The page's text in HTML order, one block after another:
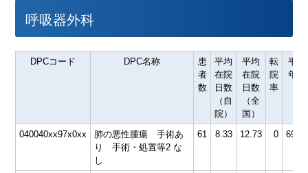
呼吸器外科
DPCコード DPC名称
患
者
数
平均
在院
日数
（自
院）
平均
在院
日数
（全
国）
転
院
率
平均
年齢
040040xx97x0xx
肺の悪性腫瘍 手術あ
り 手術・処置等2 な
し
61 8.33 12.73 0 69.51